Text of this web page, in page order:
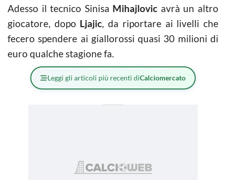
Adesso il tecnico Sinisa Mihajlovic avrà un altro
giocatore, dopo Ljajic, da riportare ai livelli che
fecero spendere ai giallorossi quasi 30 milioni di
euro qualche stagione fa.
Leggi gli articoli più recenti diCalciomercato